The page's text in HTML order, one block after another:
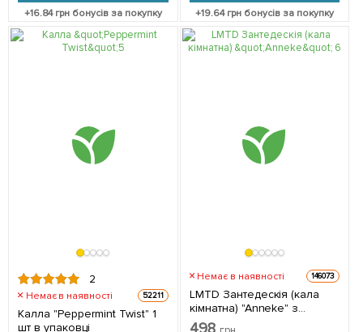
+16.84грн бонусів за покупку +19.64грн бонусів за покупку
2
Немає в наявності 52211
Калла "Peppermint Twist" 1
шт в упаковці
Немає в наявності 146073
LMTD Зантедескія (кала
кімнатна) "Anneke" з
Нідерландів 1 саджанець в